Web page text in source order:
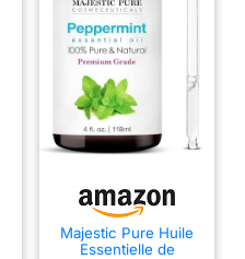
Majestic Pure Huile
Essentielle de